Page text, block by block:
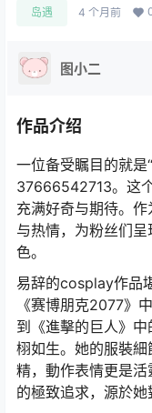
岛遇 4 个月前
图小二
作品介绍
一位备受瞩目的就是
37666542713。这
充满好奇与期待。
与热情，为粉丝们
色。
易辞的cosplay作品
《赛博朋克2077》
到《進擊的巨人》
栩如生。她的服裝
精，動作表情更是
的極致追求，源於她